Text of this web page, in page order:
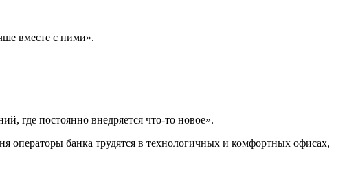
вместе с ними».
где постоянно внедряется что-то новое».
операторы банка трудятся в технологичных и комфортных офисах,